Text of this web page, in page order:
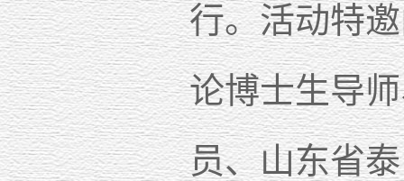
行。活动特
论博士生导
员、山东省